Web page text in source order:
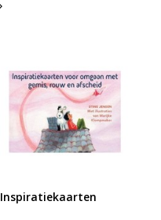
Inspiratiekaarten